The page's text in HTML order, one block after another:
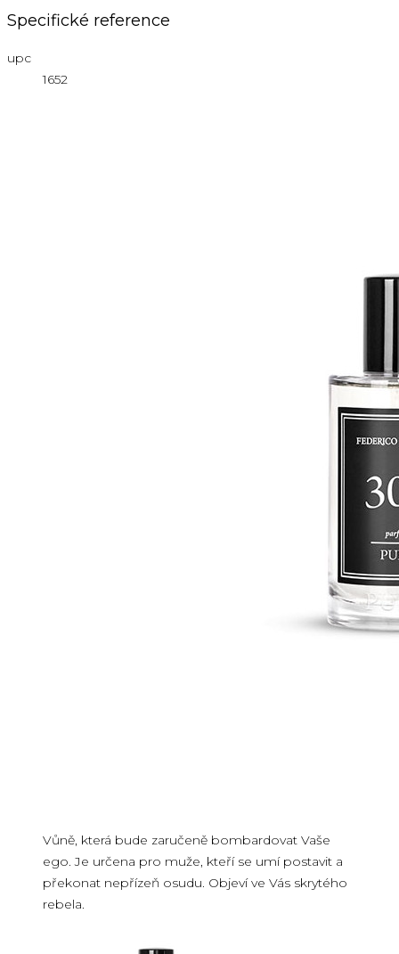
Specifické reference
upc
1652
Vůně, která bude zaručeně bombardovat Vaše
ego. Je určena pro muže, kteří se umí postavit a
překonat nepřízeň osudu. Objeví ve Vás skrytého
rebela.